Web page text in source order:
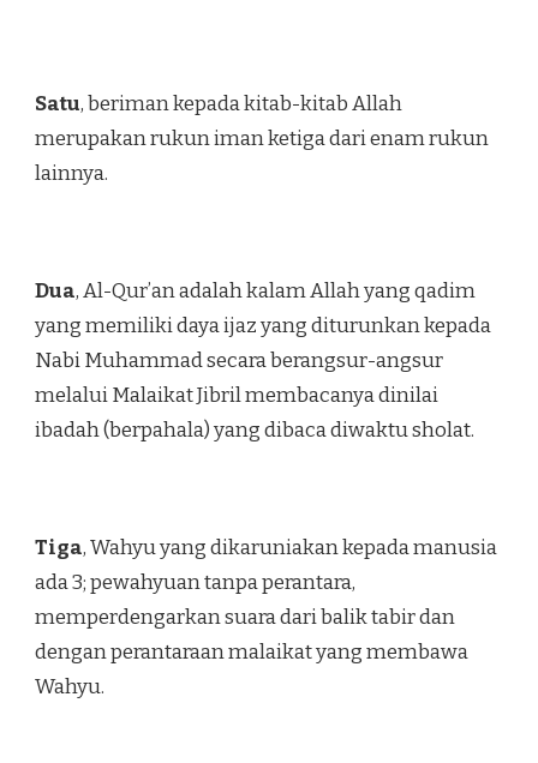
Satu, beriman kepada kitab-kitab Allah
merupakan rukun iman ketiga dari enam rukun
lainnya.
Dua, Al-Qur’an adalah kalam Allah yang qadim
yang memiliki daya ijaz yang diturunkan kepada
Nabi Muhammad secara berangsur-angsur
melalui Malaikat Jibril membacanya dinilai
ibadah (berpahala) yang dibaca diwaktu sholat.
Tiga, Wahyu yang dikaruniakan kepada manusia
ada 3; pewahyuan tanpa perantara,
memperdengarkan suara dari balik tabir dan
dengan perantaraan malaikat yang membawa
Wahyu.